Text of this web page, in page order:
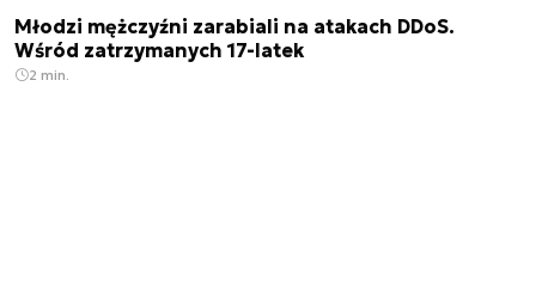
Młodzi mężczyźni zarabiali na atakach DDoS.
Wśród zatrzymanych 17-latek
2 min.